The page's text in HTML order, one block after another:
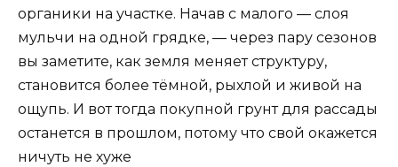
органики на участке. Начав с малого — слоя
мульчи на одной грядке, — через пару сезонов
вы заметите, как земля меняет структуру,
становится более тёмной, рыхлой и живой на
ощупь. И вот тогда покупной грунт для рассады
останется в прошлом, потому что свой окажется
ничуть не хуже